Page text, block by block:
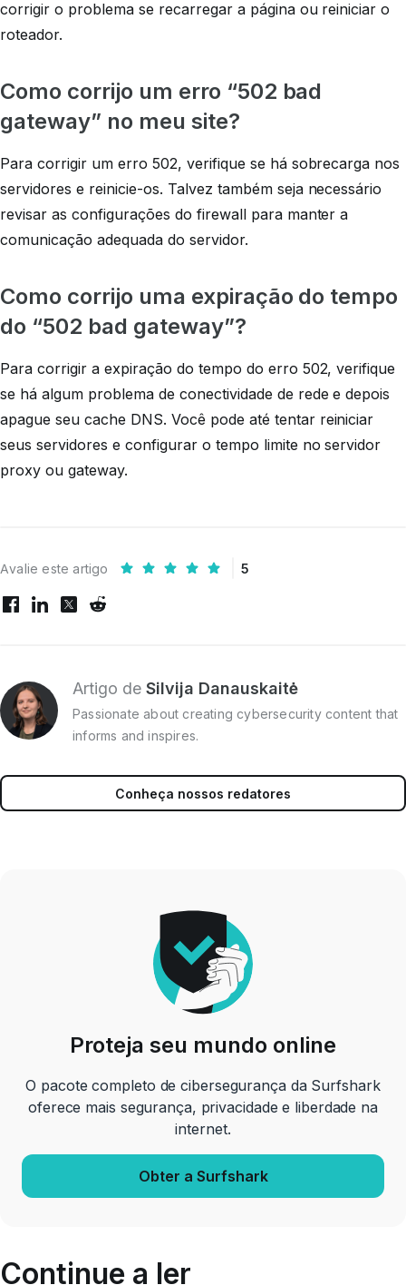
corrigir o problema se recarregar a página ou reiniciar o
roteador.
Como corrijo um erro “502 bad
gateway” no meu site?
Para corrigir um erro 502, verifique se há sobrecarga nos
servidores e reinicie-os. Talvez também seja necessário
revisar as configurações do firewall para manter a
comunicação adequada do servidor.
Como corrijo uma expiração do tempo
do “502 bad gateway”?
Para corrigir a expiração do tempo do erro 502, verifique
se há algum problema de conectividade de rede e depois
apague seu cache DNS. Você pode até tentar reiniciar
seus servidores e configurar o tempo limite no servidor
proxy ou gateway.
Avalie este artigo 5
Artigo de Silvija Danauskaitė
Passionate about creating cybersecurity content that
informs and inspires.
Conheça nossos redatores
Proteja seu mundo online
O pacote completo de cibersegurança da Surfshark
oferece mais segurança, privacidade e liberdade na
internet.
Obter a Surfshark
Continue a ler